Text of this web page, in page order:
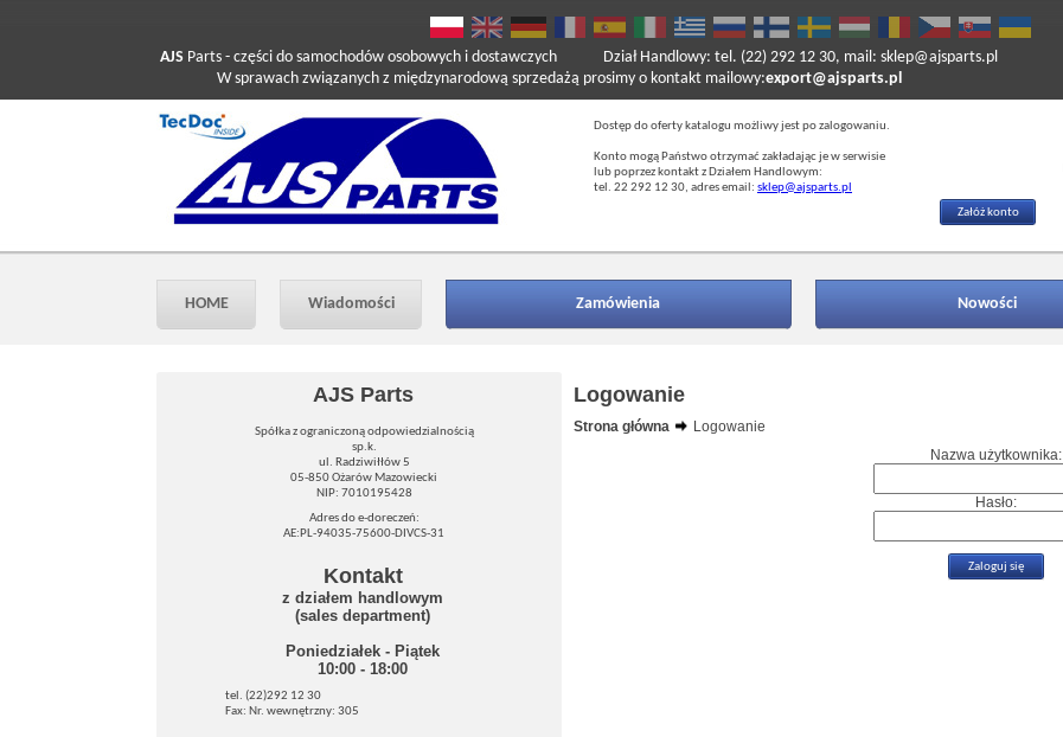
AJS Parts - części do samochodów osobowych i dostawczych
W sprawach związanych z międzynarodową sprzedażą prosimy o kontakt mailowy:export@ajsparts.pl
Dział Handlowy: tel. (22) 292 12 30, mail: sklep@ajsparts.pl
Dostęp do oferty katalogu możliwy jest po zalogowaniu.
Konto mogą Państwo otrzymać zakładając je w serwisie
lub poprzez kontakt z Działem Handlowym:
tel. 22 292 12 30, adres email: sklep@ajsparts.pl
Załóż konto
HOME Wiadomości Zamówienia Nowości
AJS Parts
Spółka z ograniczoną odpowiedzialnością
sp.k.
ul. Radziwiłłów 5
05-850 Ożarów Mazowiecki
NIP: 7010195428
Adres do e-doreczeń:
AE:PL-94035-75600-DIVCS-31
Kontakt
z działem handlowym
(sales department)
Poniedziałek - Piątek
10:00 - 18:00
tel. (22)292 12 30
Fax: Nr. wewnętrzny: 305
Logowanie
Strona główna
Logowanie
Nazwa użytkownika:
Hasło: